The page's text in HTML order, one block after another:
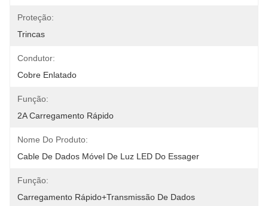
Proteção:
Trincas
Condutor:
Cobre Enlatado
Função:
2A Carregamento Rápido
Nome Do Produto:
Cable De Dados Móvel De Luz LED Do Essager
Função:
Carregamento Rápido+Transmissão De Dados